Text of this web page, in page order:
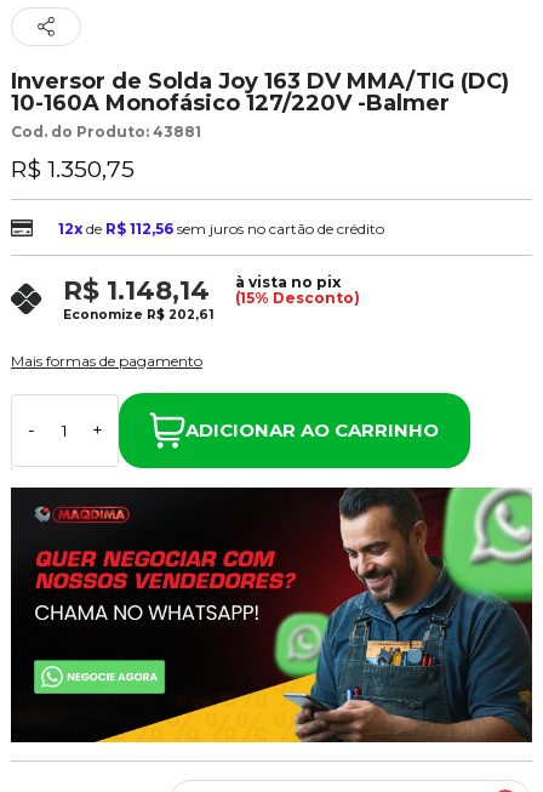
Inversor de Solda Joy 163 DV MMA/TIG (DC)
10-160A Monofásico 127/220V -Balmer
Cod. do Produto: 43881
R$ 1.350,75
12xde R$ 112,56 sem juros no cartão de crédito
R$ 1.148,14
à vista no pix
(15% Desconto)
Economize R$ 202,61
Mais formas de pagamento
- + ADICIONAR AO CARRINHO